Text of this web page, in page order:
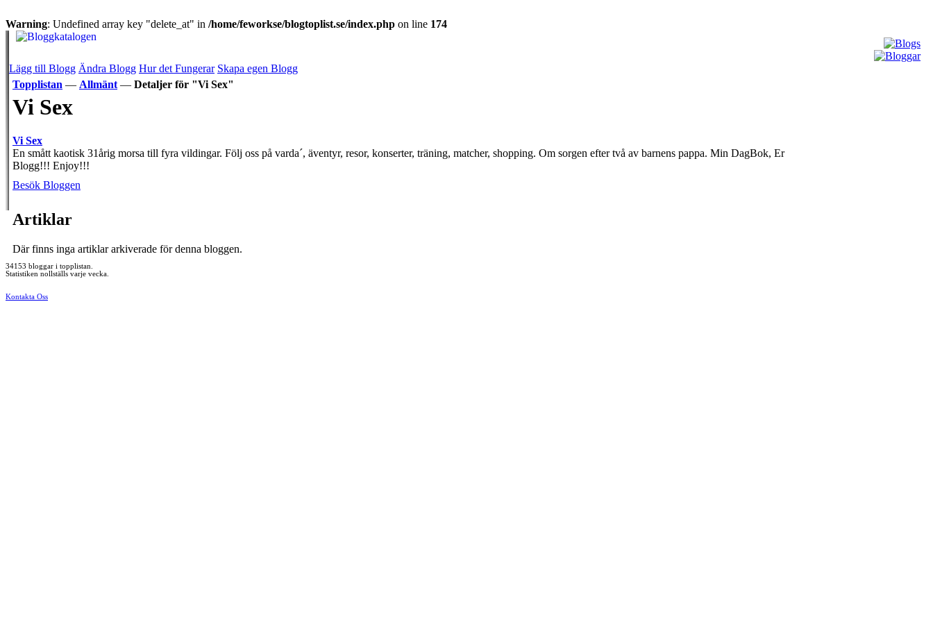
Warning: Undefined array key "delete_at" in /home/feworkse/blogtoplist.se/index.php on line 174
Lägg till Blogg Ändra Blogg Hur det Fungerar Skapa egen Blogg
Topplistan — Allmänt — Detaljer för "Vi Sex"
Vi Sex
Vi Sex
En smått kaotisk 31årig morsa till fyra vildingar. Följ oss på varda´, äventyr, resor, konserter, träning, matcher, shopping. Om sorgen efter två av barnens pappa. Min DagBok, Er
Blogg!!! Enjoy!!!
Besök Bloggen
Artiklar
Där finns inga artiklar arkiverade för denna bloggen.
34153 bloggar i topplistan.
Statistiken nollställs varje vecka.
Kontakta Oss